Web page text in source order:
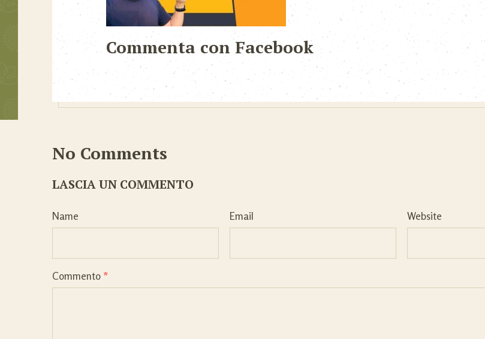
Commenta con Facebook
No Comments
LASCIA UN COMMENTO
Name Email Website
Commento *